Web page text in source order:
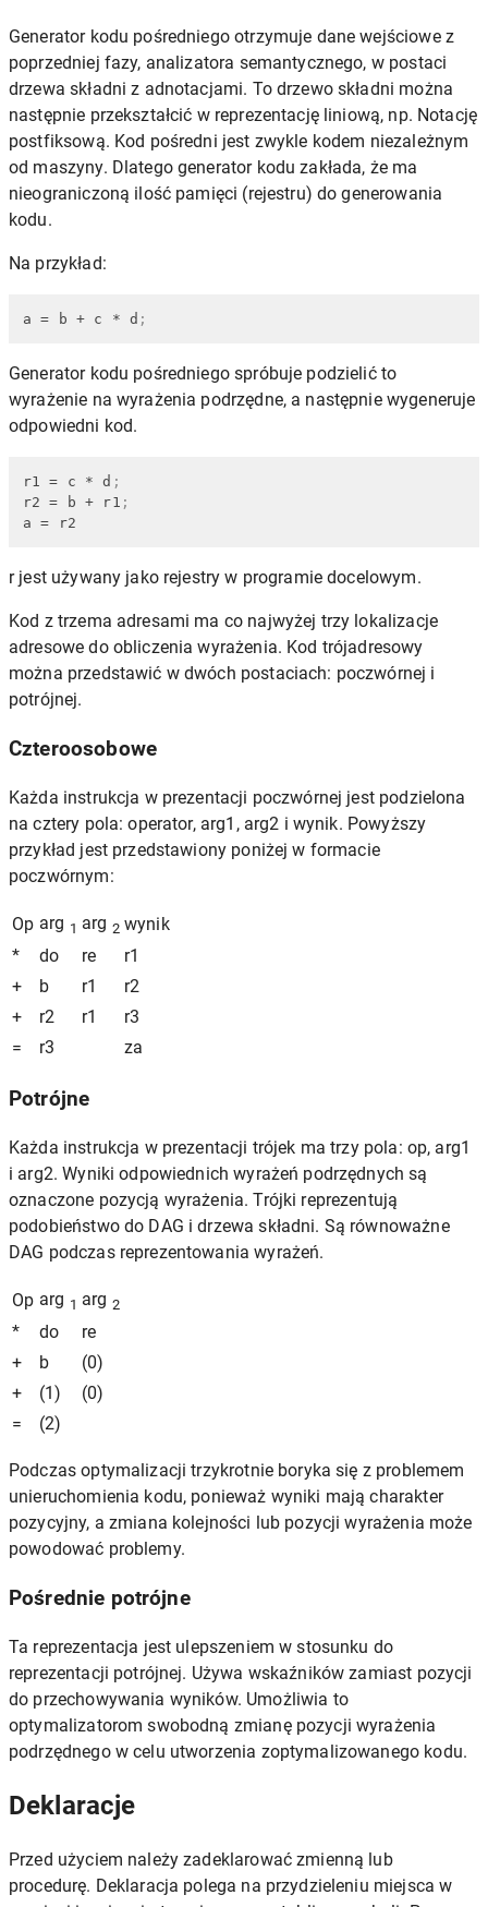
Generator kodu pośredniego otrzymuje dane wejściowe z
poprzedniej fazy, analizatora semantycznego, w postaci
drzewa składni z adnotacjami. To drzewo składni można
następnie przekształcić w reprezentację liniową, np. Notację
postfiksową. Kod pośredni jest zwykle kodem niezależnym
od maszyny. Dlatego generator kodu zakłada, że ​​ma
nieograniczoną ilość pamięci (rejestru) do generowania
kodu.
Na przykład:
a = b + c * d ;
Generator kodu pośredniego spróbuje podzielić to
wyrażenie na wyrażenia podrzędne, a następnie wygeneruje
odpowiedni kod.
r1 = c * d ;
r2 = b + r1 ;
a = r2
r jest używany jako rejestry w programie docelowym.
Kod z trzema adresami ma co najwyżej trzy lokalizacje
adresowe do obliczenia wyrażenia. Kod trójadresowy
można przedstawić w dwóch postaciach: poczwórnej i
potrójnej.
Czteroosobowe
Każda instrukcja w prezentacji poczwórnej jest podzielona
na cztery pola: operator, arg1, arg2 i wynik. Powyższy
przykład jest przedstawiony poniżej w formacie
poczwórnym:
Op arg 1 arg 2 wynik
*
do re
r1
+
b r1
r2
+
r2 r1
r3
=
r3 za
Potrójne
Każda instrukcja w prezentacji trójek ma trzy pola: op, arg1
i arg2. Wyniki odpowiednich wyrażeń podrzędnych są
oznaczone pozycją wyrażenia. Trójki reprezentują
podobieństwo do DAG i drzewa składni. Są równoważne
DAG podczas reprezentowania wyrażeń.
Op arg 1 arg 2
* do
re
+
b
(0)
+
(1)
(0)
=
(2)
Podczas optymalizacji trzykrotnie boryka się z problemem
unieruchomienia kodu, ponieważ wyniki mają charakter
pozycyjny, a zmiana kolejności lub pozycji wyrażenia może
powodować problemy.
Pośrednie potrójne
Ta reprezentacja jest ulepszeniem w stosunku do
reprezentacji potrójnej. Używa wskaźników zamiast pozycji
do przechowywania wyników. Umożliwia to
optymalizatorom swobodną zmianę pozycji wyrażenia
podrzędnego w celu utworzenia zoptymalizowanego kodu.
Deklaracje
Przed użyciem należy zadeklarować zmienną lub
procedurę. Deklaracja polega na przydzieleniu miejsca w